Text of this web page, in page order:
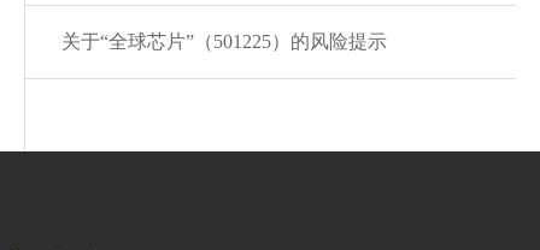
关于“全球芯片”（501225）的风险提示